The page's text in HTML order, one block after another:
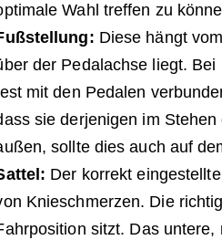
Wahl treffen zu
Diese hängt
der Pedalachse liegt.
mit den Pedalen
sie derjenigen im
sollte dies auch auf
Der korrekt
Knieschmerzen. Die
sitzt. Das